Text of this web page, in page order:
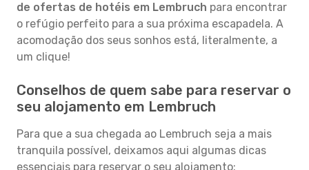
de ofertas de hotéis em Lembruch para encontrar
o refúgio perfeito para a sua próxima escapadela. A
acomodação dos seus sonhos está, literalmente, a
um clique!
Conselhos de quem sabe para reservar o
seu alojamento em Lembruch
Para que a sua chegada ao Lembruch seja a mais
tranquila possível, deixamos aqui algumas dicas
essenciais para reservar o seu alojamento: